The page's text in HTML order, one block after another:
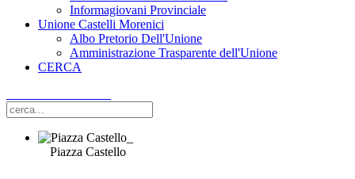
Informagiovani Provinciale
Unione Castelli Morenici
Albo Pretorio Dell'Unione
Amministrazione Trasparente dell'Unione
CERCA
Piazza Castello